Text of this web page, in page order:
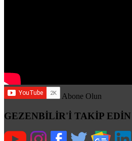
Abone Olun
GEZENBİLİR'İ TAKİP EDİN